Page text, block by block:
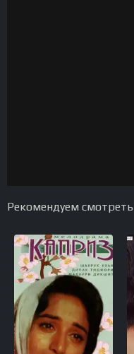
Рекомендуем смотреть